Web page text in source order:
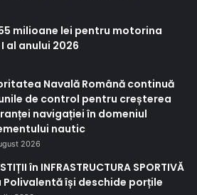
milioane lei pentru motorina
al anului 2026
Navală Română continuă
de control pentru creșterea
navigației în domeniul
nautic
2026
în INFRASTRUCTURA SPORTIVĂ
Polivalentă își deschide porțile